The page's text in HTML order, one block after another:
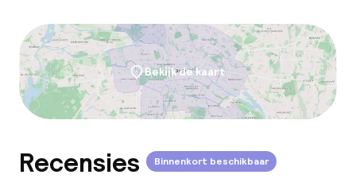
Bekijk de kaart
Recensies Binnenkort beschikbaar